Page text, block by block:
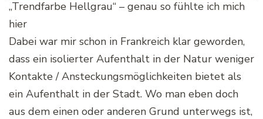
„Trendfarbe Hellgrau“ – genau so fühlte ich mich
hier
Dabei war mir schon in Frankreich klar geworden,
dass ein isolierter Aufenthalt in der Natur weniger
Kontakte / Ansteckungsmöglichkeiten bietet als
ein Aufenthalt in der Stadt. Wo man eben doch
aus dem einen oder anderen Grund unterwegs ist,